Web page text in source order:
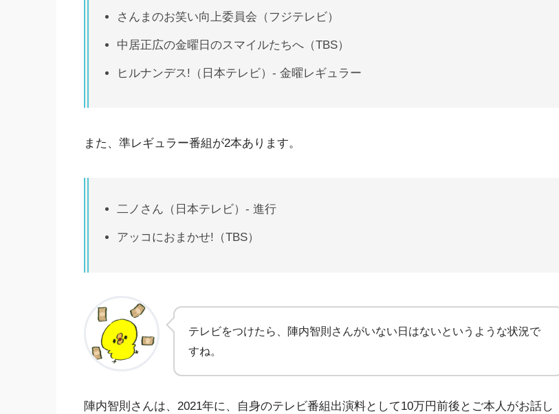
さんまのお笑い向上委員会（フジテレビ）
中居正広の金曜日のスマイルたちへ（TBS）
ヒルナンデス!（日本テレビ）- 金曜レギュラー
また、準レギュラー番組が2本あります。
二ノさん（日本テレビ）- 進行
アッコにおまかせ!（TBS）
テレビをつけたら、陣内智則さんがいない日はないというような状況で
すね。
陣内智則さんは、2021年に、自身のテレビ番組出演料として10万円前後とご本人がお話し